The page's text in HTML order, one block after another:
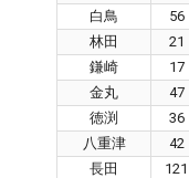
白鳥
56
林田
21
鎌崎
17
金丸
47
徳渕
36
八重津
42
長田
121